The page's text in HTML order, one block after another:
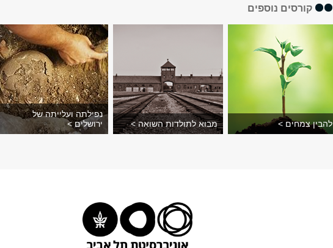
קורסים נוספים
להבין צמחים > מבוא לתולדות השואה >
נפילתה ועלייתה של
ירושלים >